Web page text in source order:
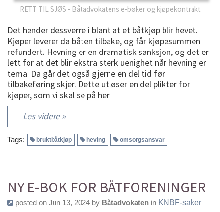
RETT TIL SJØS - Båtadvokatens e-bøker og kjøpekontrakt
Det hender dessverre i blant at et båtkjøp blir hevet.
Kjøper leverer da båten tilbake, og får kjøpesummen
refundert. Hevning er en dramatisk sanksjon, og det er
lett for at det blir ekstra sterk uenighet når hevning er
tema. Da går det også gjerne en del tid før
tilbakeføring skjer. Dette utløser en del plikter for
kjøper, som vi skal se på her.
Les videre »
Tags: bruktbåtkjøp heving omsorgsansvar
NY E-BOK FOR BÅTFORENINGER
posted on Jun 13, 2024 by Båtadvokaten in KNBF-saker